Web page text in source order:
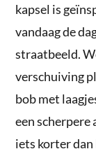
kapsel is
vandaag de
straatbeeld.
verschuiving
bob met
een scherpere
iets korter